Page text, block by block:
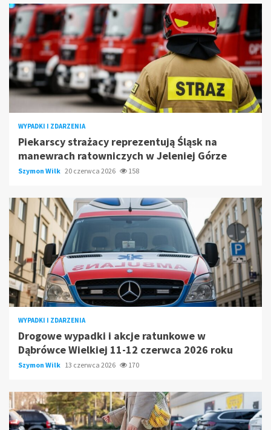
WYPADKI I ZDARZENIA
Piekarscy strażacy reprezentują Śląsk na
manewrach ratowniczych w Jeleniej Górze
Szymon Wilk 20 czerwca 2026 158
WYPADKI I ZDARZENIA
Drogowe wypadki i akcje ratunkowe w
Dąbrówce Wielkiej 11-12 czerwca 2026 roku
Szymon Wilk 13 czerwca 2026 170